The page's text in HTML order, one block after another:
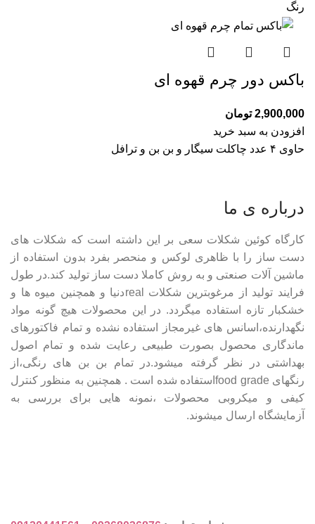
رنگ
باکس دور چرم قهوه ای
2,900,000 تومان
افزودن به سبد خرید
حاوی ۴ عدد چاکلت سیگار و بن بن و ترافل
درباره ی ما
کارگاه کوئین شکلات سعی بر این داشته است که شکلات های
دست ساز را با ظاهری لوکس و منحصر بفرد بدون استفاده از
ماشین آلات صنعتی و به روش کاملا دست ساز تولید کند.در طول
فرایند تولید از مرغوبترین شکلات realدنیا و همچنین میوه ها و
خشکبار تازه استفاده میگردد. در این محصولات هیچ گونه مواد
نگهدارنده،اسانس های غیرمجاز استفاده نشده و تمام فاکتورهای
ماندگاری محصول بصورت طبیعی رعایت شده و تمام اصول
بهداشتی در نظر گرفته میشود.در تمام بن بن های رنگی،از
رنگهای food gradeاستفاده شده است . همچنین به منظور کنترل
کیفی و میکروبی محصولات ،نمونه هایی برای بررسی به
آزمایشگاه ارسال میشوند.